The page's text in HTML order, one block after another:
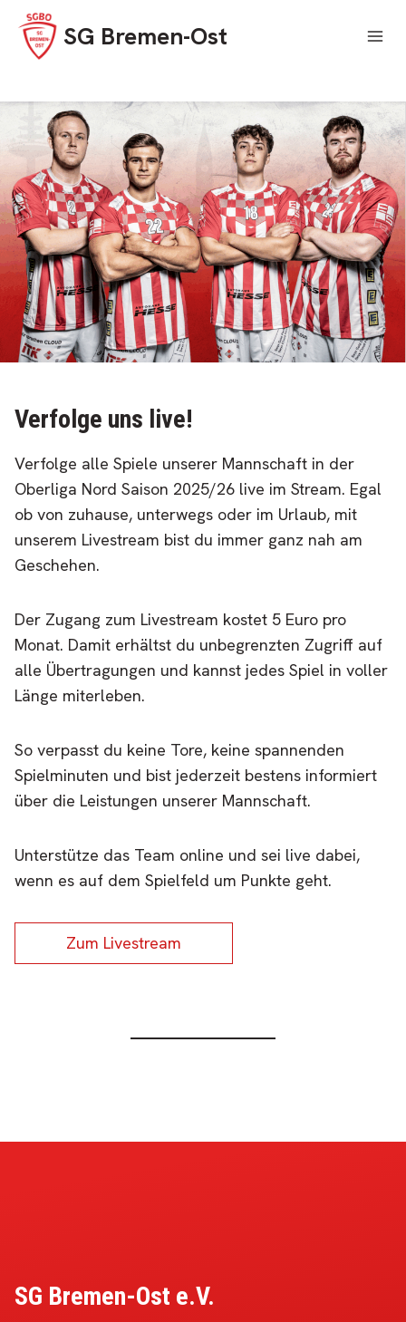
Skip
content
SG Bremen-Ost
Verfolge uns live!
Verfolge alle Spiele unserer Mannschaft in der
Oberliga Nord Saison 2025/26 live im Stream. Egal
ob von zuhause, unterwegs oder im Urlaub, mit
unserem Livestream bist du immer ganz nah am
Geschehen.
Der Zugang zum Livestream kostet 5 Euro pro
Monat. Damit erhältst du unbegrenzten Zugriff auf
alle Übertragungen und kannst jedes Spiel in voller
Länge miterleben.
So verpasst du keine Tore, keine spannenden
Spielminuten und bist jederzeit bestens informiert
über die Leistungen unserer Mannschaft.
Unterstütze das Team online und sei live dabei,
wenn es auf dem Spielfeld um Punkte geht.
Zum Livestream
SG Bremen-Ost e.V.